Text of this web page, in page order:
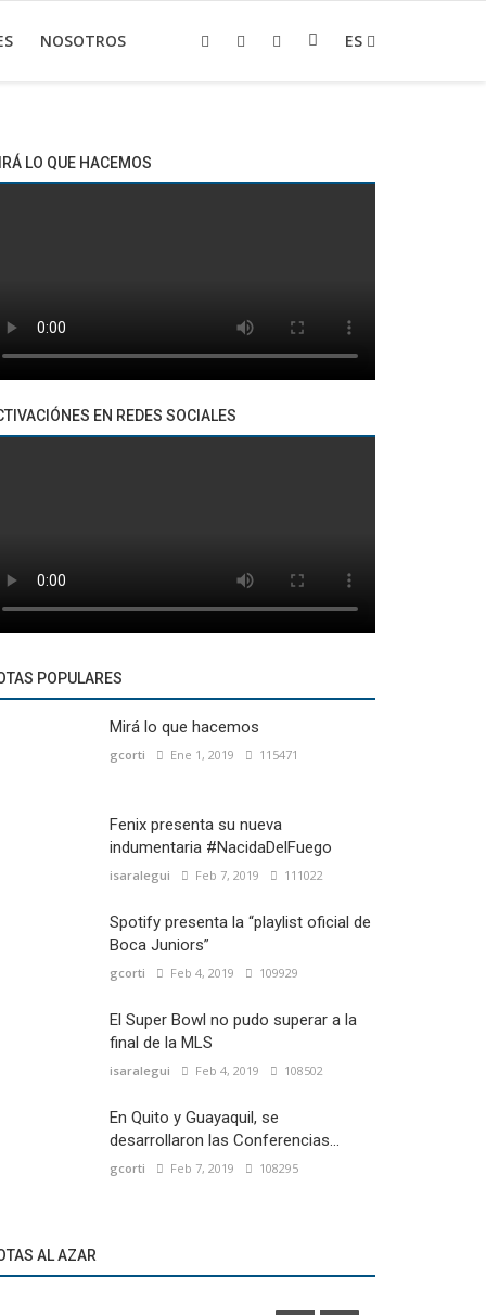
NOSOTROS ES
LO QUE HACEMOS
EN REDES SOCIALES
POPULARES
Mirá lo que hacemos
gcorti Ene 1, 2019 115471
Fenix presenta su nueva
indumentaria #NacidaDelFuego
isaralegui Feb 7, 2019 111022
Spotify presenta la “playlist oficial de
Boca Juniors”
gcorti Feb 4, 2019 109929
El Super Bowl no pudo superar a la
final de la MLS
isaralegui Feb 4, 2019 108502
En Quito y Guayaquil, se
desarrollaron las Conferencias...
gcorti Feb 7, 2019 108295
AL AZAR
CONMEBOL presentó "La Gloria Eterna Tour"